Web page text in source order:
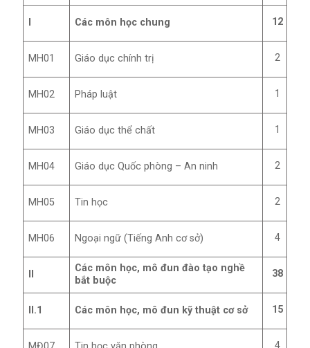
Các môn học chung 12
MH01 Giáo dục chính trị 2
MH02 Pháp luật 1
MH03 Giáo dục thể chất 1
MH04 Giáo dục Quốc phòng – An ninh 2
MH05 Tin học 2
MH06 Ngoại ngữ (Tiếng Anh cơ sở) 4
Các môn học, mô đun đào tạo nghề
bắt buộc
38
II.1 Các môn học, mô đun kỹ thuật cơ sở 15
4